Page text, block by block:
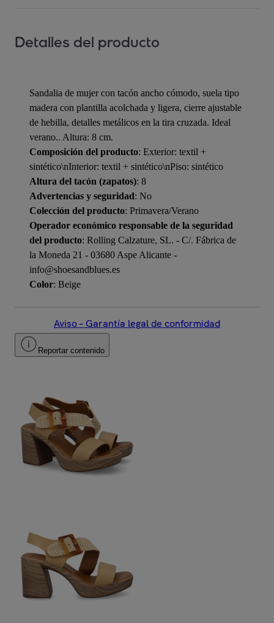
Detalles del producto
Sandalia de mujer con tacón ancho cómodo, suela tipo
madera con plantilla acolchada y ligera, cierre ajustable
de hebilla, detalles metálicos en la tira cruzada. Ideal
verano.. Altura: 8 cm.
Composición del producto: Exterior: textil +
sintético\nInterior: textil + sintético\nPiso: sintético
Altura del tacón (zapatos): 8
Advertencias y seguridad: No
Colección del producto: Primavera/Verano
Operador económico responsable de la seguridad
del producto: Rolling Calzature, SL. - C/. Fábrica de
la Moneda 21 - 03680 Aspe Alicante -
info@shoesandblues.es
Color: Beige
Aviso – Garantía legal de conformidad
Reportar contenido